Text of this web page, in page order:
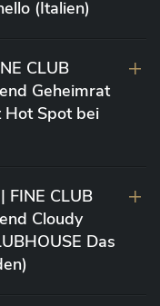
(Italien)
CLUB
Geheimrat
Hot Spot bei
| FINE CLUB
Cloudy
Das